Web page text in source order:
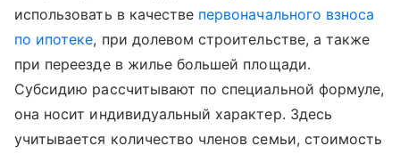
использовать в качестве первоначального взноса
по ипотеке, при долевом строительстве, а также
при переезде в жилье большей площади.
Субсидию рассчитывают по специальной формуле,
она носит индивидуальный характер. Здесь
учитывается количество членов семьи, стоимость